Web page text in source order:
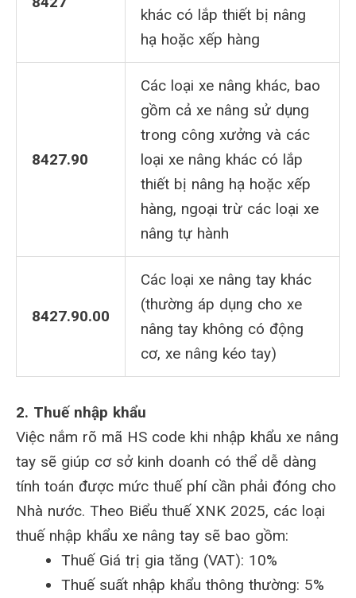
khác có lắp thiết bị nâng
hạ hoặc xếp hàng
8427.90
Các loại xe nâng khác, bao
gồm cả xe nâng sử dụng
trong công xưởng và các
loại xe nâng khác có lắp
thiết bị nâng hạ hoặc xếp
hàng, ngoại trừ các loại xe
nâng tự hành
8427.90.00
Các loại xe nâng tay khác
(thường áp dụng cho xe
nâng tay không có động
cơ, xe nâng kéo tay)
2. Thuế nhập khẩu
Việc nắm rõ mã HS code khi nhập khẩu xe nâng
tay sẽ giúp cơ sở kinh doanh có thể dễ dàng
tính toán được mức thuế phí cần phải đóng cho
Nhà nước. Theo Biểu thuế XNK 2025, các loại
thuế nhập khẩu xe nâng tay sẽ bao gồm:
Thuế Giá trị gia tăng (VAT): 10%
Thuế suất nhập khẩu thông thường: 5%